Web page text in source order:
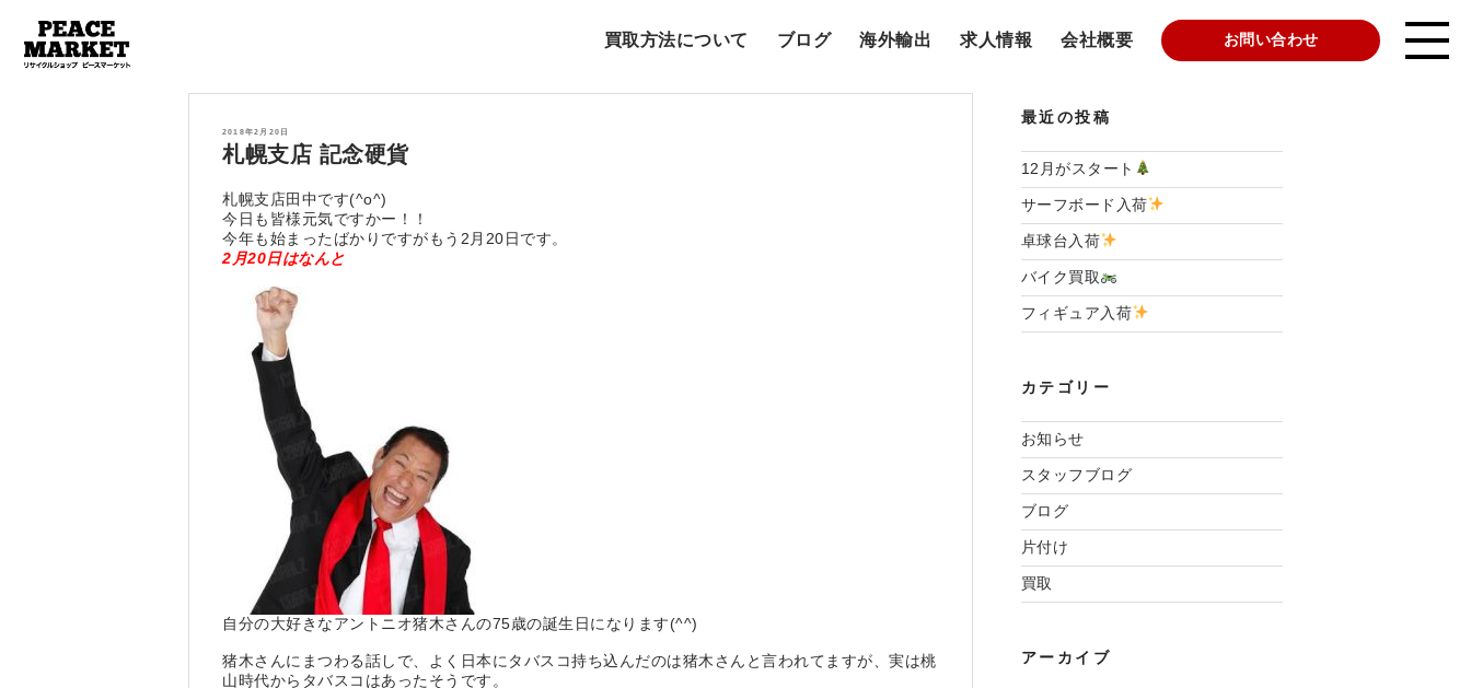
買取方法について ブログ 海外輸出 求人情報 会社概要 お問い合わせ
投
稿
日:
2018年2月20日
札幌支店 記念硬貨
札幌支店田中です(^o^)
今日も皆様元気ですかー！！
今年も始まったばかりですがもう2月20日です。
2月20日はなんと
自分の大好きなアントニオ猪木さんの75歳の誕生日になります(^^)
猪木さんにまつわる話しで、よく日本にタバスコ持ち込んだのは猪木さんと言われてますが、実は桃
山時代からタバスコはあったそうです。
最近の投稿
12月がスタート
サーフボード入荷
卓球台入荷
バイク買取
フィギュア入荷
カテゴリー
お知らせ
スタッフブログ
ブログ
片付け
買取
アーカイブ